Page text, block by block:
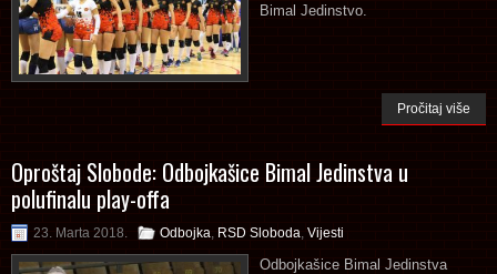
Bimal Jedinstvo.
Pročitaj više
Oproštaj Slobode: Odbojkašice Bimal Jedinstva u
polufinalu play-offa
23. Marta 2018. Odbojka RSD Sloboda Vijesti
Odbojkašice Bimal Jedinstva